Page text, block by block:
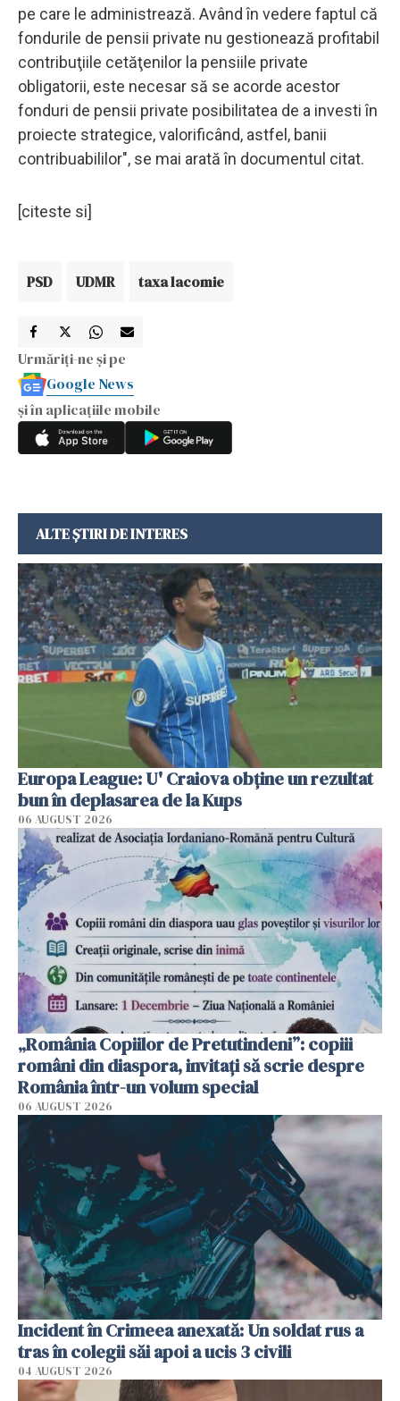
pe care le administrează. Având în vedere faptul că
fondurile de pensii private nu gestionează profitabil
contribuţiile cetăţenilor la pensiile private
obligatorii, este necesar să se acorde acestor
fonduri de pensii private posibilitatea de a investi în
proiecte strategice, valorificând, astfel, banii
contribuabililor", se mai arată în documentul citat.
[citeste si]
PSD UDMR taxa lacomie
Urmăriți-ne și pe
Google News
și în aplicațiile mobile
ALTE ȘTIRI DE INTERES
Europa League: U' Craiova obține un rezultat
bun în deplasarea de la Kups
06 AUGUST 2026
„România Copiilor de Pretutindeni”: copiii
români din diaspora, invitați să scrie despre
România într-un volum special
06 AUGUST 2026
Incident în Crimeea anexată: Un soldat rus a
tras în colegii săi apoi a ucis 3 civili
04 AUGUST 2026